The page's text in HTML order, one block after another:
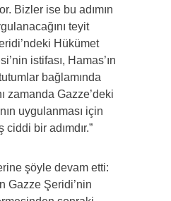
Bizler ise bu adımın
teyit
Hükümet
istifası, Hamas’ın
bağlamında
zamanda Gazze’deki
uygulanması için
ciddi bir adımdır.”
şöyle devam etti:
Gazze Şeridi’nin